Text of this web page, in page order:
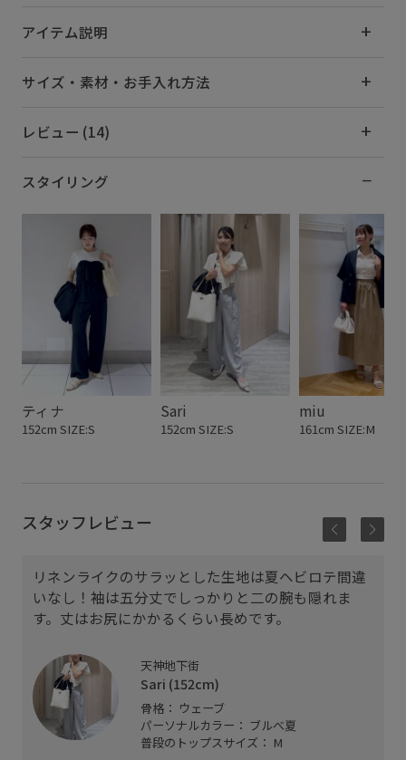
アイテム説明
サイズ・素材・お手入れ方法
レビュー (14)
スタイリング
ティナ
152cm SIZE:S
Sari
152cm SIZE:S
miu
161cm SIZE:M
スタッフレビュー
リネンライクのサラッとした生地は夏ヘビロテ間違
いなし！袖は五分丈でしっかりと二の腕も隠れま
す。丈はお尻にかかるくらい長めです。
天神地下街
Sari (152cm)
骨格： ウェーブ
パーソナルカラー： ブルべ夏
普段のトップスサイズ： M